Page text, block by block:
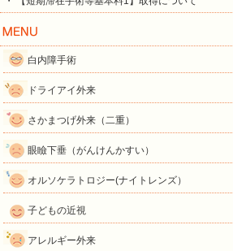
白内障手術
ドライアイ外来
さかまつげ外来（二重）
眼瞼下垂（がんけんかすい）
オルソケラトロジー(ナイトレンズ）
子どもの近視
アレルギー外来